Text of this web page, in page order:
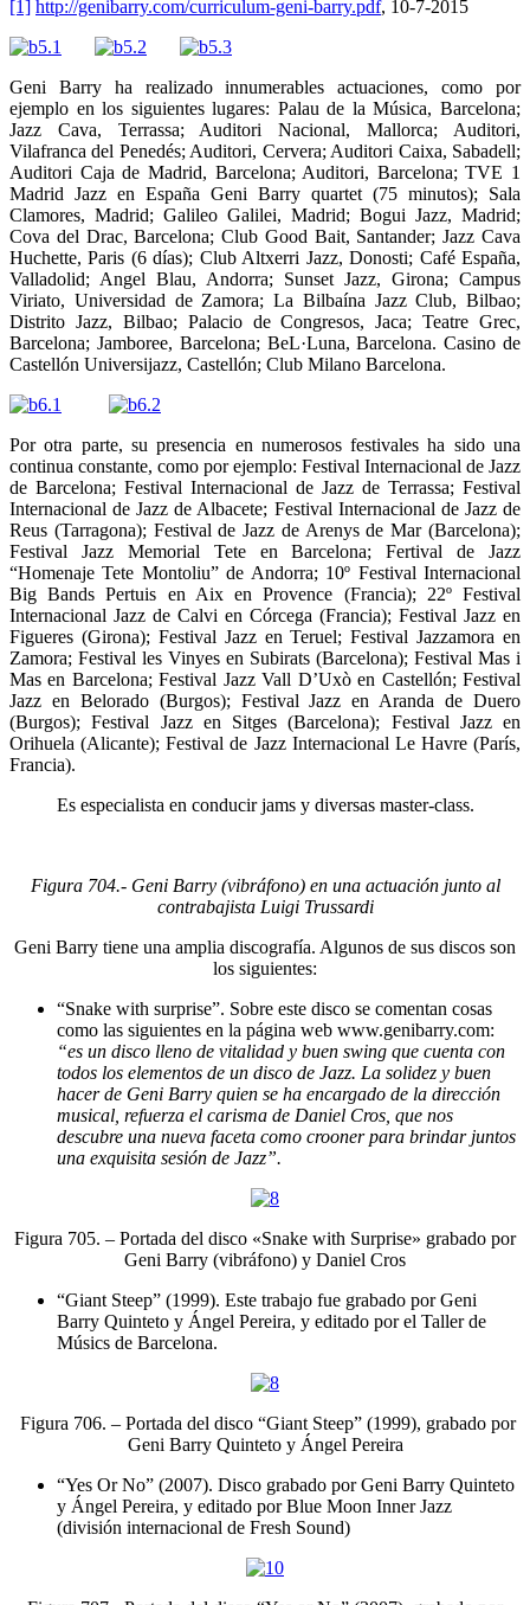
[1] http://genibarry.com/curriculum-geni-barry.pdf, 10-7-2015
Geni Barry ha realizado innumerables actuaciones, como por
ejemplo en los siguientes lugares: Palau de la Música, Barcelona;
Jazz Cava, Terrassa; Auditori Nacional, Mallorca; Auditori,
Vilafranca del Penedés; Auditori, Cervera; Auditori Caixa, Sabadell;
Auditori Caja de Madrid, Barcelona; Auditori, Barcelona; TVE 1
Madrid Jazz en España Geni Barry quartet (75 minutos); Sala
Clamores, Madrid; Galileo Galilei, Madrid; Bogui Jazz, Madrid;
Cova del Drac, Barcelona; Club Good Bait, Santander; Jazz Cava
Huchette, Paris (6 días); Club Altxerri Jazz, Donosti; Café España,
Valladolid; Angel Blau, Andorra; Sunset Jazz, Girona; Campus
Viriato, Universidad de Zamora; La Bilbaína Jazz Club, Bilbao;
Distrito Jazz, Bilbao; Palacio de Congresos, Jaca; Teatre Grec,
Barcelona; Jamboree, Barcelona; BeL·Luna, Barcelona. Casino de
Castellón Universijazz, Castellón; Club Milano Barcelona.
Por otra parte, su presencia en numerosos festivales ha sido una
continua constante, como por ejemplo: Festival Internacional de Jazz
de Barcelona; Festival Internacional de Jazz de Terrassa; Festival
Internacional de Jazz de Albacete; Festival Internacional de Jazz de
Reus (Tarragona); Festival de Jazz de Arenys de Mar (Barcelona);
Festival Jazz Memorial Tete en Barcelona; Fertival de Jazz
“Homenaje Tete Montoliu” de Andorra; 10º Festival Internacional
Big Bands Pertuis en Aix en Provence (Francia); 22º Festival
Internacional Jazz de Calvi en Córcega (Francia); Festival Jazz en
Figueres (Girona); Festival Jazz en Teruel; Festival Jazzamora en
Zamora; Festival les Vinyes en Subirats (Barcelona); Festival Mas i
Mas en Barcelona; Festival Jazz Vall D’Uxò en Castellón; Festival
Jazz en Belorado (Burgos); Festival Jazz en Aranda de Duero
(Burgos); Festival Jazz en Sitges (Barcelona); Festival Jazz en
Orihuela (Alicante); Festival de Jazz Internacional Le Havre (París,
Francia).
Es especialista en conducir jams y diversas master-class.
Figura 704.- Geni Barry (vibráfono) en una actuación junto al
contrabajista Luigi Trussardi
Geni Barry tiene una amplia discografía. Algunos de sus discos son
los siguientes:
“Snake with surprise”. Sobre este disco se comentan cosas
como las siguientes en la página web www.genibarry.com:
“es un disco lleno de vitalidad y buen swing que cuenta con
todos los elementos de un disco de Jazz. La solidez y buen
hacer de Geni Barry quien se ha encargado de la dirección
musical, refuerza el carisma de Daniel Cros, que nos
descubre una nueva faceta como crooner para brindar juntos
una exquisita sesión de Jazz”.
Figura 705. – Portada del disco «Snake with Surprise» grabado por
Geni Barry (vibráfono) y Daniel Cros
“Giant Steep” (1999). Este trabajo fue grabado por Geni
Barry Quinteto y Ángel Pereira, y editado por el Taller de
Músics de Barcelona.
Figura 706. – Portada del disco “Giant Steep” (1999), grabado por
Geni Barry Quinteto y Ángel Pereira
“Yes Or No” (2007). Disco grabado por Geni Barry Quinteto
y Ángel Pereira, y editado por Blue Moon Inner Jazz
(división internacional de Fresh Sound)